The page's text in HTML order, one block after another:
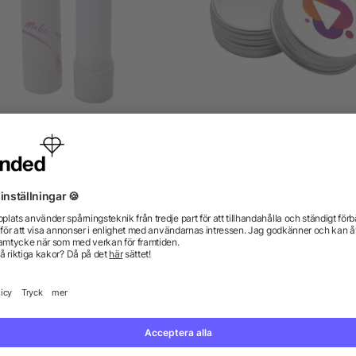
läppbalsam med vanilj
från 3,27 kr
Vi har svaren.